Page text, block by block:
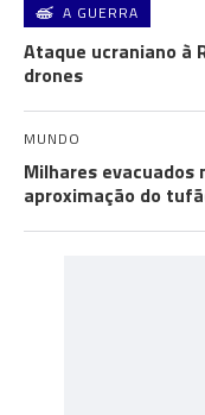
A GUERRA
Ataque ucraniano à
drones
MUNDO
Milhares evacuados
aproximação do